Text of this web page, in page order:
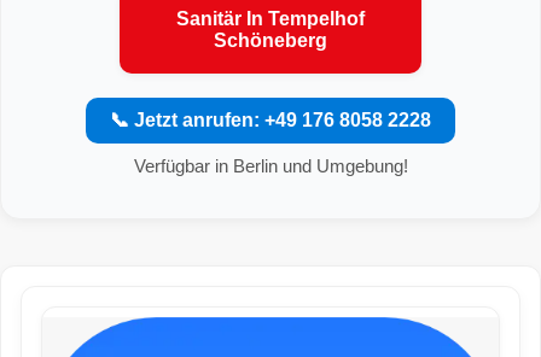
Sanitär In Tempelhof
Schöneberg
📞 Jetzt anrufen: +49 176 8058 2228
Verfügbar in Berlin und Umgebung!